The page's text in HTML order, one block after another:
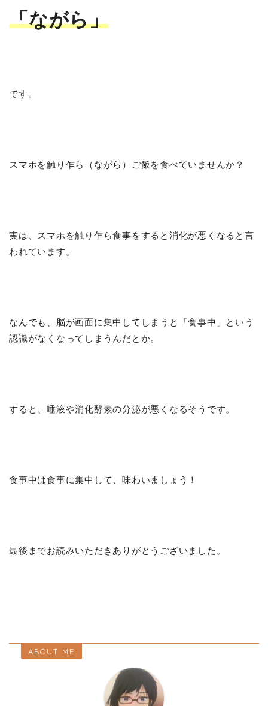
「ながら」
です。
スマホを触り乍ら（ながら）ご飯を食べていませんか？
実は、スマホを触り乍ら食事をすると消化が悪くなると言
われています。
なんでも、脳が画面に集中してしまうと「食事中」という
認識がなくなってしまうんだとか。
すると、唾液や消化酵素の分泌が悪くなるそうです。
食事中は食事に集中して、味わいましょう！
最後までお読みいただきありがとうございました。
ABOUT ME